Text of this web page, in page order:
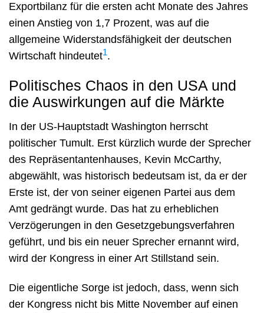
Exportbilanz für die ersten acht Monate des Jahres
einen Anstieg von 1,7 Prozent, was auf die
allgemeine Widerstandsfähigkeit der deutschen
Wirtschaft hindeutet1.
Politisches Chaos in den USA und
die Auswirkungen auf die Märkte
In der US-Hauptstadt Washington herrscht
politischer Tumult. Erst kürzlich wurde der Sprecher
des Repräsentantenhauses, Kevin McCarthy,
abgewählt, was historisch bedeutsam ist, da er der
Erste ist, der von seiner eigenen Partei aus dem
Amt gedrängt wurde. Das hat zu erheblichen
Verzögerungen in den Gesetzgebungsverfahren
geführt, und bis ein neuer Sprecher ernannt wird,
wird der Kongress in einer Art Stillstand sein.
Die eigentliche Sorge ist jedoch, dass, wenn sich
der Kongress nicht bis Mitte November auf einen